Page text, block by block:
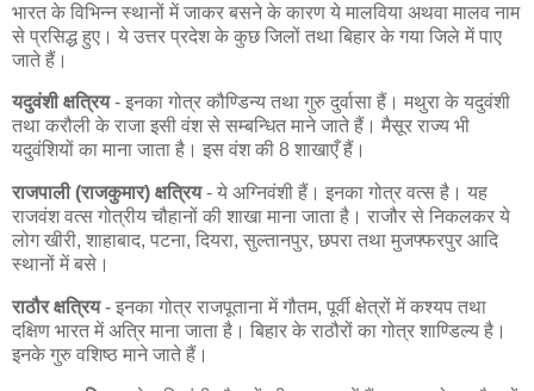
भारत के विभिन्न स्थानों में जाकर बसने के कारण ये मालविया अथवा मालव नाम
से प्रसिद्ध हुए। ये उत्तर प्रदेश के कुछ जिलों तथा बिहार के गया जिले में पाए
जाते हैं।
यदुवंशी क्षत्रिय- इनका गोत्र कौण्डिन्य तथा गुरु दुर्वासा हैं। मथुरा के यदुवंशी
तथा करौली के राजा इसी वंश से सम्बन्धित माने जाते हैं। मैसूर राज्य भी
यदुवंशियों का माना जाता है। इस वंश की 8 शाखाएँ हैं।
राजपाली (राजकुमार) क्षत्रिय- ये अग्निवंशी हैं। इनका गोत्र वत्स है। यह
राजवंश वत्स गोत्रीय चौहानों की शाखा माना जाता है। राजौर से निकलकर ये
लोग खीरी, शाहाबाद, पटना, दियरा, सुल्तानपुर, छपरा तथा मुजफ्फरपुर आदि
स्थानों में बसे।
राठौर क्षत्रिय- इनका गोत्र राजपूताना में गौतम, पूर्वी क्षेत्रों में कश्यप तथा
दक्षिण भारत में अत्रि माना जाता है। बिहार के राठौरों का गोत्र शाण्डिल्य है।
इनके गुरु वशिष्ठ माने जाते हैं।